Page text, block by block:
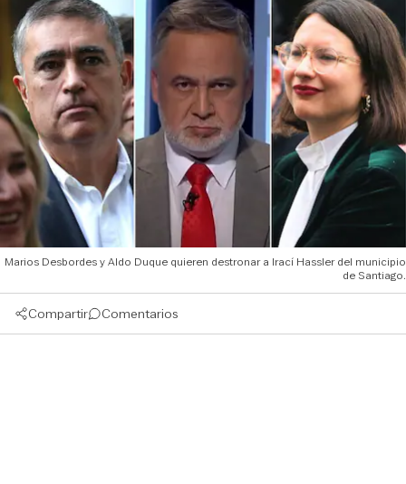
Marios Desbordes y Aldo Duque quieren destronar a Irací Hassler del municipio
de Santiago.
Compartir Comentarios